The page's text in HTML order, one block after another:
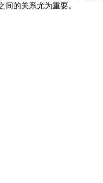
的关系尤为重要。